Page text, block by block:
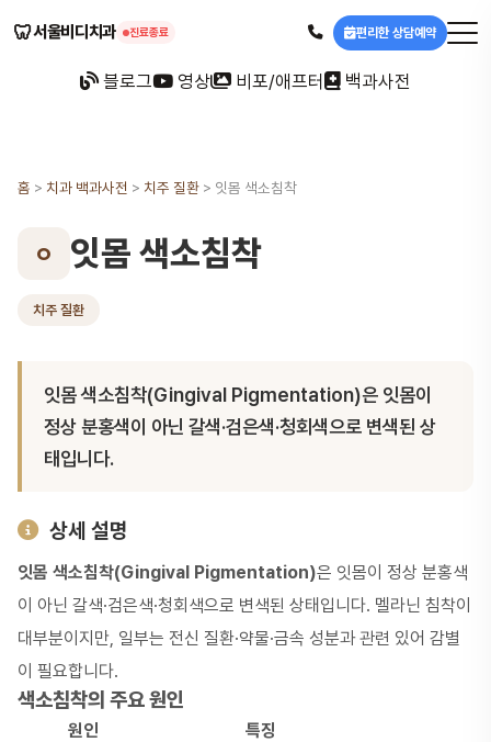
🦷서울비디치과 진료종료 편리한 상담예약
블로그 영상 비포/애프터 백과사전
홈 > 치과 백과사전 > 치주 질환 > 잇몸 색소침착
ㅇ 잇몸 색소침착
치주 질환
잇몸 색소침착(Gingival Pigmentation)은 잇몸이
정상 분홍색이 아닌 갈색·검은색·청회색으로 변색된 상
태입니다.
상세 설명
잇몸 색소침착(Gingival Pigmentation)은 잇몸이 정상 분홍색
이 아닌 갈색·검은색·청회색으로 변색된 상태입니다. 멜라닌 침착이
대부분이지만, 일부는 전신 질환·약물·금속 성분과 관련 있어 감별
이 필요합니다.
색소침착의 주요 원인
원인
특징